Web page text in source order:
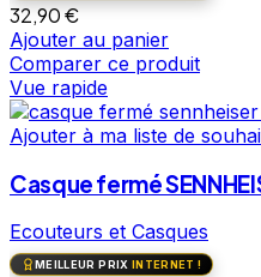
32,90€
Ajouter au panier
Comparer ce produit
Vue rapide
Ajouter à ma liste de
Casque fermé
Ecouteurs et Casques
MEILLEUR PRIX INTERNET !